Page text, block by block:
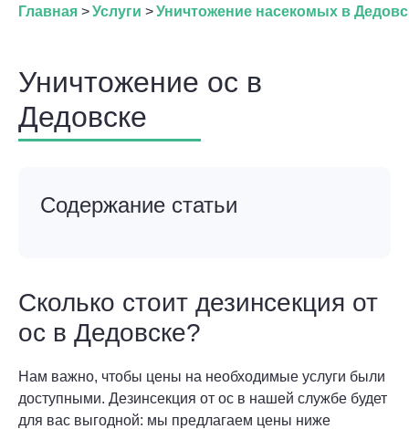
Главная >Услуги >Уничтожение насекомых в
Уничтожение ос в
Дедовске
Содержание статьи
Сколько стоит дезинсекция от
ос в Дедовске?
Нам важно, чтобы цены на необходимые услуги были
доступными. Дезинсекция от ос в нашей службе будет
для вас выгодной: мы предлагаем цены ниже